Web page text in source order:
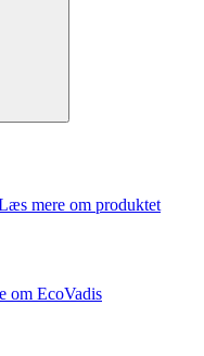
mere om produktet
om EcoVadis